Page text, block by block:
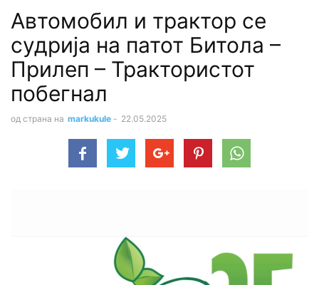
Автомобил и трактор се
судрија на патот Битола –
Прилеп – Трактористот
побегнал
од страна на markukule - 22.05.2025